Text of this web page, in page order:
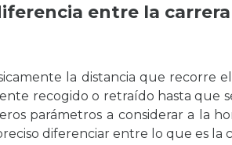
entre la
la distancia que recorre
recogido o retraído hasta que
parámetros a considerar a la
diferenciar entre lo que es la